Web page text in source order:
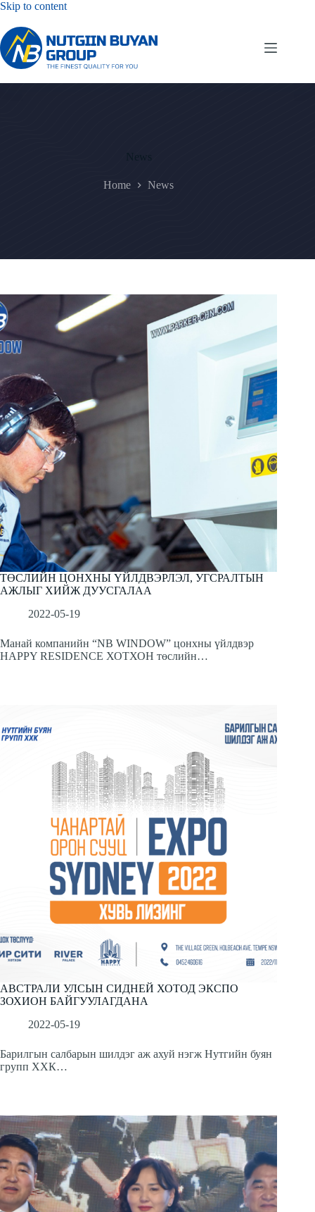
Skip to contentSkip
Home News
ТӨСЛИЙН ЦОНХНЫ ҮЙЛДВЭРЛЭЛ, УГСРАЛТЫН
АЖЛЫГ ХИЙЖ ДУУСГАЛАА
2022-05-19
Манай компанийн “NB WINDOW” цонхны үйлдвэр
HAPPY RESIDENCE ХОТХОН төслийн…
АВСТРАЛИ УЛСЫН СИДНЕЙ ХОТОД ЭКСПО
ЗОХИОН БАЙГУУЛАГДАНА
2022-05-19
Барилгын салбарын шилдэг аж ахуй нэгж Нутгийн буян
групп ХХК…